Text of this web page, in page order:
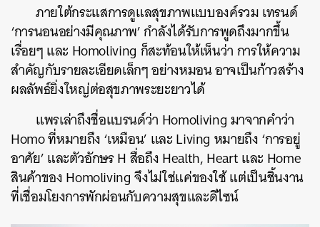
ภายใต้กระแสการดูแลสุขภาพแบบองค์รวม เทรนด์
‘การนอนอย่างมีคุณภาพ’ กำลังได้รับการพูดถึงมากขึ้น
เรื่อยๆ และ Homoliving ก็สะท้อนให้เห็นว่า การให้ความ
สำคัญกับรายละเอียดเล็กๆ อย่างหมอน อาจเป็นก้าวสร้าง
ผลลัพธ์ยิ่งใหญ่ต่อสุขภาพระยะยาวได้
แพรเล่าถึงชื่อแบรนด์ว่า Homoliving มาจากคำว่า
Homo ที่หมายถึง ‘เหมือน’ และ Living หมายถึง ‘การอยู่
อาศัย’ และตัวอักษร H สื่อถึง Health, Heart และ Home
สินค้าของ Homoliving จึงไม่ใช่แค่ของใช้ แต่เป็นชิ้นงาน
ที่เชื่อมโยงการพักผ่อนกับความสุขและดีไซน์